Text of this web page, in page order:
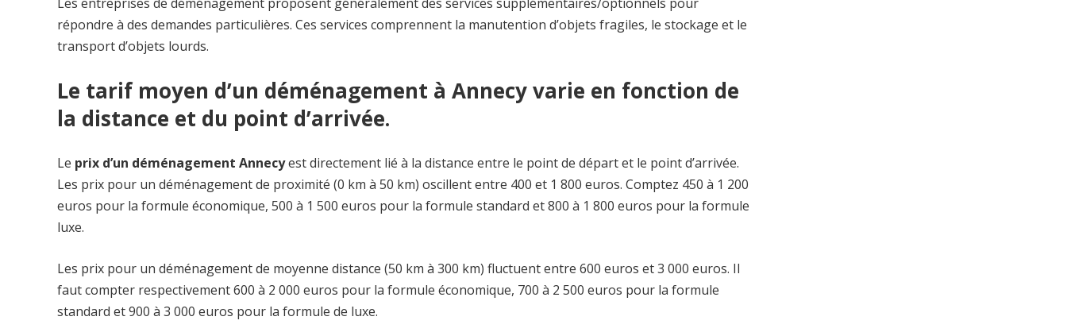
répondre à des demandes particulières. Ces services comprennent la manutention d’objets fragiles, le stockage et le
transport d’objets lourds.
Le tarif moyen d’un déménagement à Annecy varie en fonction de
la distance et du point d’arrivée.
Le prix d’un déménagement Annecyest directement lié à la distance entre le point de départ et le point d’arrivée.
Les prix pour un déménagement de proximité (0 km à 50 km) oscillent entre 400 et 1 800 euros. Comptez 450 à 1 200
euros pour la formule économique, 500 à 1 500 euros pour la formule standard et 800 à 1 800 euros pour la formule
luxe.
Les prix pour un déménagement de moyenne distance (50 km à 300 km) fluctuent entre 600 euros et 3 000 euros. Il
faut compter respectivement 600 à 2 000 euros pour la formule économique, 700 à 2 500 euros pour la formule
standard et 900 à 3 000 euros pour la formule de luxe.